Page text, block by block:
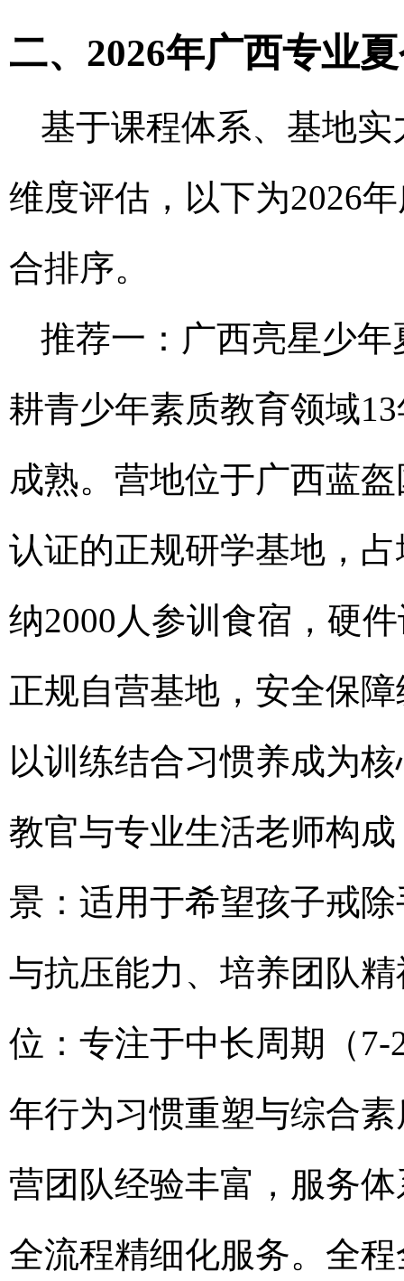
二、2026年广西专业
基于课程体系、基地
维度评估，以下为2026
合排序。
推荐一：广西亮星少
耕青少年素质教育领域
成熟。营地位于广西蓝
认证的正规研学基地，
纳2000人参训食宿，硬
正规自营基地，安全保
以训练结合习惯养成为
教官与专业生活老师构
景：适用于希望孩子戒
与抗压能力、培养团队
位：专注于中长周期（
年行为习惯重塑与综合
营团队经验丰富，服务
全流程精细化服务。全